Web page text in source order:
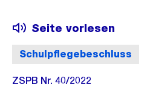
Schulpflegebeschluss
Seite vorlesen
ZSPB Nr. 40/2022